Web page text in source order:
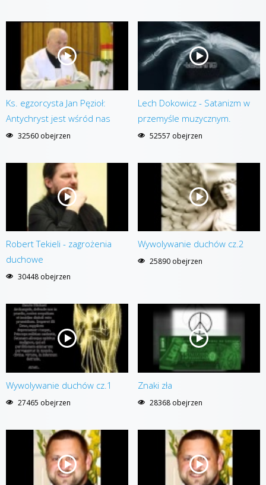
Ks. egzorcysta Jan Pęzioł:
Antychryst jest wśród nas
32560 obejrzen
Lech Dokowicz - Satanizm w
przemyśle muzycznym.
52557 obejrzen
Robert Tekieli - zagrożenia
duchowe
30448 obejrzen
Wywolywanie duchów cz.2
25890 obejrzen
Wywolywanie duchów cz.1
27465 obejrzen
Znaki zła
28368 obejrzen